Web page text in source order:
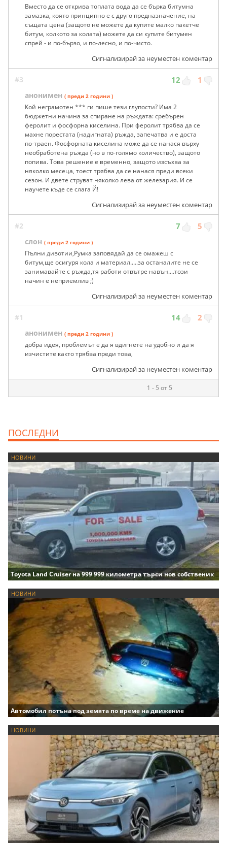
Вместо да се открива топлата вода да се бърка битумна
замазка, която принципно е с друго предназначение, на
същата цена (защото не можете да купите малко пакетче
битум, колкото за колата) можете да си купите битумен
спрей - и по-бързо, и по-лесно, и по-чисто.
Сигнализирай за неуместен коментар
#3 12 1
анонимен ( преди 2 години )
Кой неграмотен *** ги пише тези глупости? Има 2
бюджетни начина за спиране на ръждата: сребърен
феролит и фосфорна киселина. При феролит трябва да се
махне порестата (надигната) ръжда, запечатва и е доста
по-траен. Фосфорната киселина може да се нанася върху
необработена ръжда (но в по-голямо количество), защото
попива. Това решение е временно, защото изсъхва за
няколко месеца, тоест трябва да се нанася преди всеки
сезон. И двете струват няколко лева от железария. И се
научете къде се слага Й!
Сигнализирай за неуместен коментар
#2 7 5
слон ( преди 2 години )
Пълни дивотии,Румка заповядай да се омажеш с
битум,ще осигуря кола и материал.....за останалите не се
занимавайте с ръжда,тя работи отвътре навън....този
начин е неприемлив ;)
Сигнализирай за неуместен коментар
#1 14 2
анонимен ( преди 2 години )
добра идея, проблемът е да я вдигнете на удобно и да я
изчистите както трябва преди това,
Сигнализирай за неуместен коментар
1 - 5 от 5
ПОСЛЕДНИ
НОВИНИ
Toyota Land Cruiser на 999 999 километра търси нов собственик
НОВИНИ
Автомобил потъна под земята по време на движение
НОВИНИ